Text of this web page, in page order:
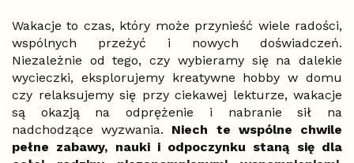
Wakacje to czas, który może przynieść wiele radości,
wspólnych przeżyć i nowych doświadczeń.
Niezależnie od tego, czy wybieramy się na dalekie
wycieczki, eksplorujemy kreatywne hobby w domu
czy relaksujemy się przy ciekawej lekturze, wakacje
są okazją na odprężenie i nabranie sił na
nadchodzące wyzwania. Niech te wspólne chwile
pełne zabawy, nauki i odpoczynku staną się dla